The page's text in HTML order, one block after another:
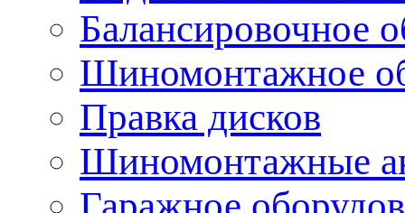
Балансировочное
Шиномонтажное
Правка дисков
Шиномонтажные